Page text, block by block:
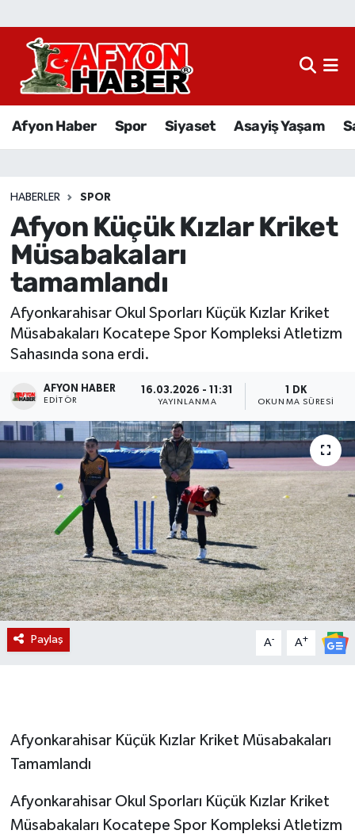
Afyon Haber Spor Siyaset Asayiş Yaşam
HABERLER SPOR
Afyon Küçük Kızlar Kriket
Müsabakaları
tamamlandı
Afyonkarahisar Okul Sporları Küçük Kızlar Kriket
Müsabakaları Kocatepe Spor Kompleksi Atletizm
Sahasında sona erdi.
AFYON HABER
EDITÖR
16.03.2026 - 11:31
YAYINLANMA
1 DK
OKUNMA SÜRESI
Paylaş A- A+
Afyonkarahisar Küçük Kızlar Kriket Müsabakaları
Tamamlandı
Afyonkarahisar Okul Sporları Küçük Kızlar Kriket
Müsabakaları Kocatepe Spor Kompleksi Atletizm
Afyon Haber
Sağlık
Eğitim
Ekonomi
Magazin
Etkinlikler